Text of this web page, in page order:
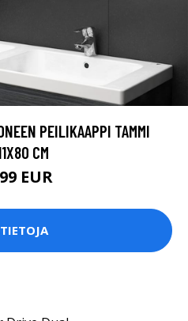
PEILIKAAPPI TAMMI
CM
EUR